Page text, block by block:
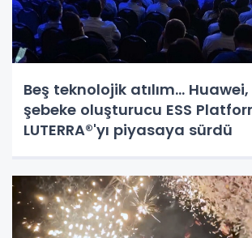
Beş teknolojik atılım...
şebeke oluşturucu ESS
LUTERRA®'yı piyasaya sürdü